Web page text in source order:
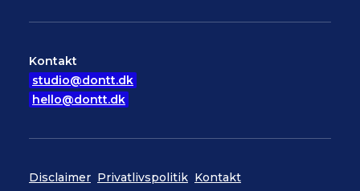
Kontakt
studio@dontt.dk
hello@dontt.dk
Disclaimer Privatlivspolitik Kontakt